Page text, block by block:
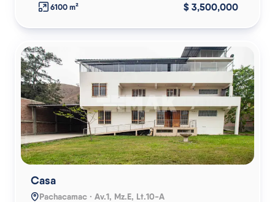
6100 m² $ 3,500,000
Casa
Pachacamac · Av.1, Mz.E, Lt.10-A